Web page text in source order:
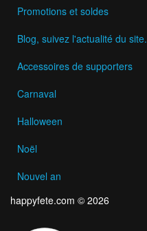
Promotions et soldes
Blog, suivez l'actualité du site.
Accessoires de supporters
Carnaval
Halloween
Noël
Nouvel an
happyfete.com © 2026